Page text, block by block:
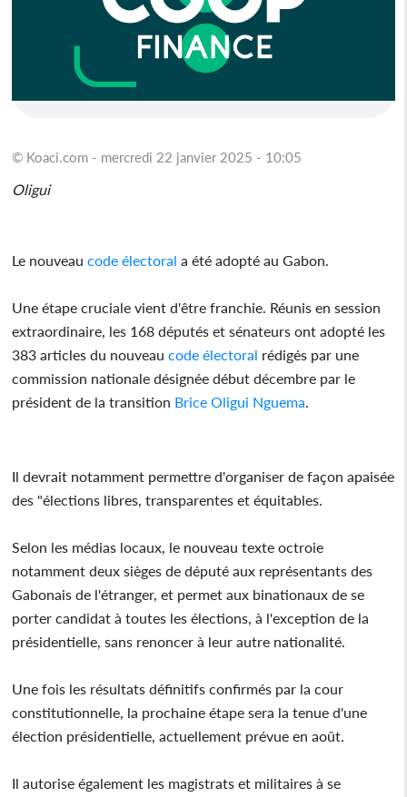
© Koaci.com - mercredi 22 janvier 2025 - 10:05
Oligui
Le nouveaucode électoral a été adopté au Gabon.
Une étape cruciale vient d'être franchie. Réunis en session
extraordinaire, les 168 députés et sénateurs ont adopté les
383 articles du nouveaucode électoral rédigés par une
commission nationale désignée début décembre par le
président de la transition Brice Oligui Nguema
Il devrait notamment permettre d'organiser de façon apaisée
des "élections libres, transparentes et équitables.
Selon les médias locaux, le nouveau texte octroie
notamment deux sièges de député aux représentants des
Gabonais de l'étranger, et permet aux binationaux de se
porter candidat à toutes les élections, à l'exception de la
présidentielle, sans renoncer à leur autre nationalité.
Une fois les résultats définitifs confirmés par la cour
constitutionnelle, la prochaine étape sera la tenue d'une
élection présidentielle, actuellement prévue en août.
Il autorise également les magistrats et militaires à se